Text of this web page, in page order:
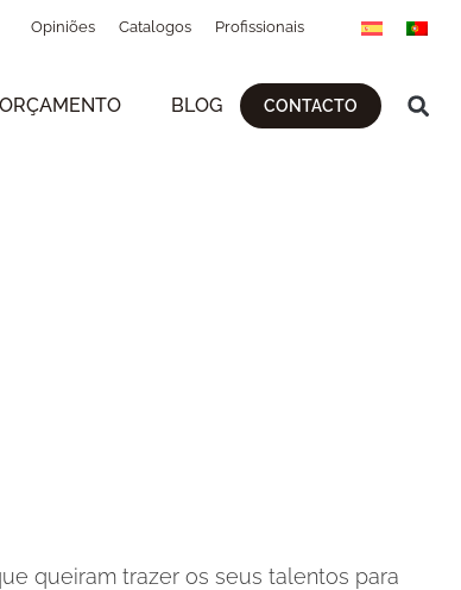
Opiniões Catalogos Profissionais
ORÇAMENTO BLOG CONTACTO
queiram trazer os seus talentos para